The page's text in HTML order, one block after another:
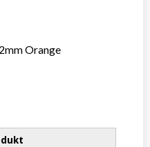
Orange